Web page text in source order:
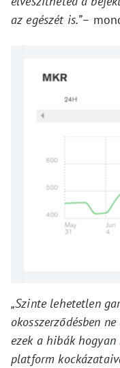
az egészét is.”–
„Szinte lehetetlen
okosszerződésben
ezek a hibák
platform